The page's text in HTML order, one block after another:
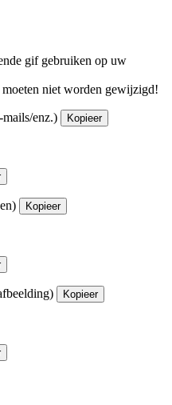
gif gebruiken op uw
moeten niet worden gewijzigd!
enz.) Kopieer
Kopieer
Kopieer